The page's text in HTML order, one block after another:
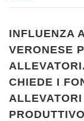
INFLUENZA
VERONESE
CHIEDE I
PRODUTTIVO